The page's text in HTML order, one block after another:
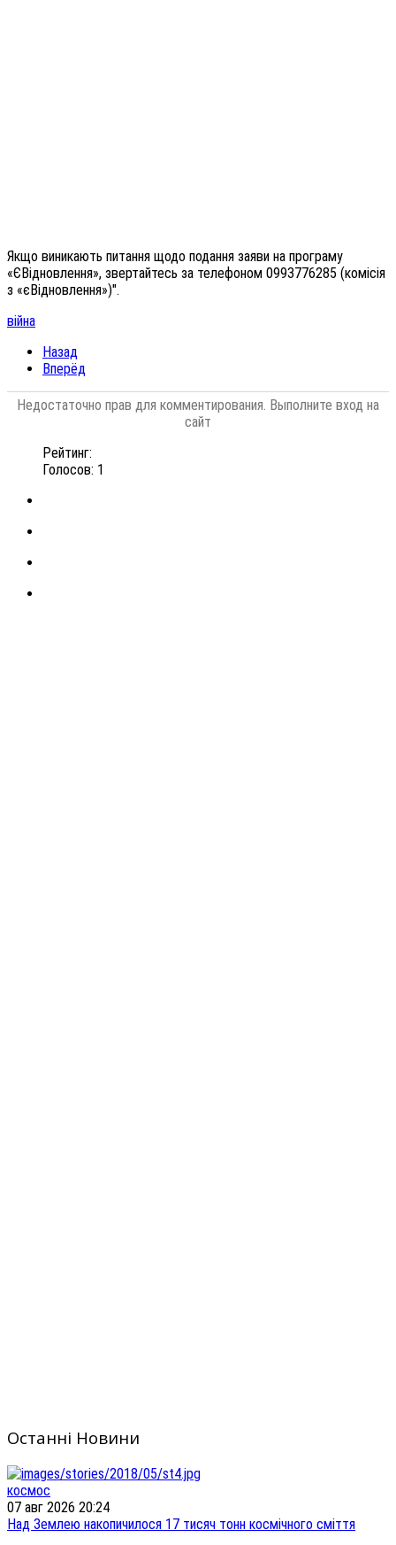
Якщо виникають питання щодо подання заяви на програму
«ЄВідновлення», звертайтесь за телефоном 0993776285 (комісія
з «єВідновлення»)".
війна
Назад
Вперёд
Недостаточно прав для комментирования. Выполните вход на
сайт
Рейтинг:
Голосов: 1
Останні Новини
космос
07 авг 2026 20:24
Над Землею накопичилося 17 тисяч тонн космічного сміття